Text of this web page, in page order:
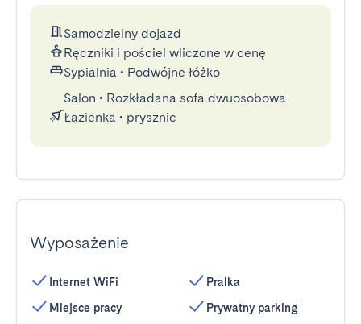
Samodzielny dojazd
Ręczniki i pościel wliczone w cenę
Sypialnia • Podwójne łóżko
Salon • Rozkładana sofa dwuosobowa
Łazienka • prysznic
Wyposażenie
Internet WiFi
Miejsce pracy
Pralka
Prywatny parking